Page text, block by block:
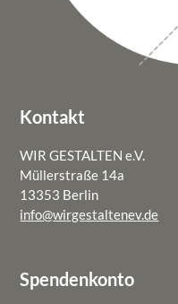
Kontakt
WIR GESTALTEN e.V.
Müllerstraße 14a
13353 Berlin
info@wirgestaltenev.de
Spendenkonto